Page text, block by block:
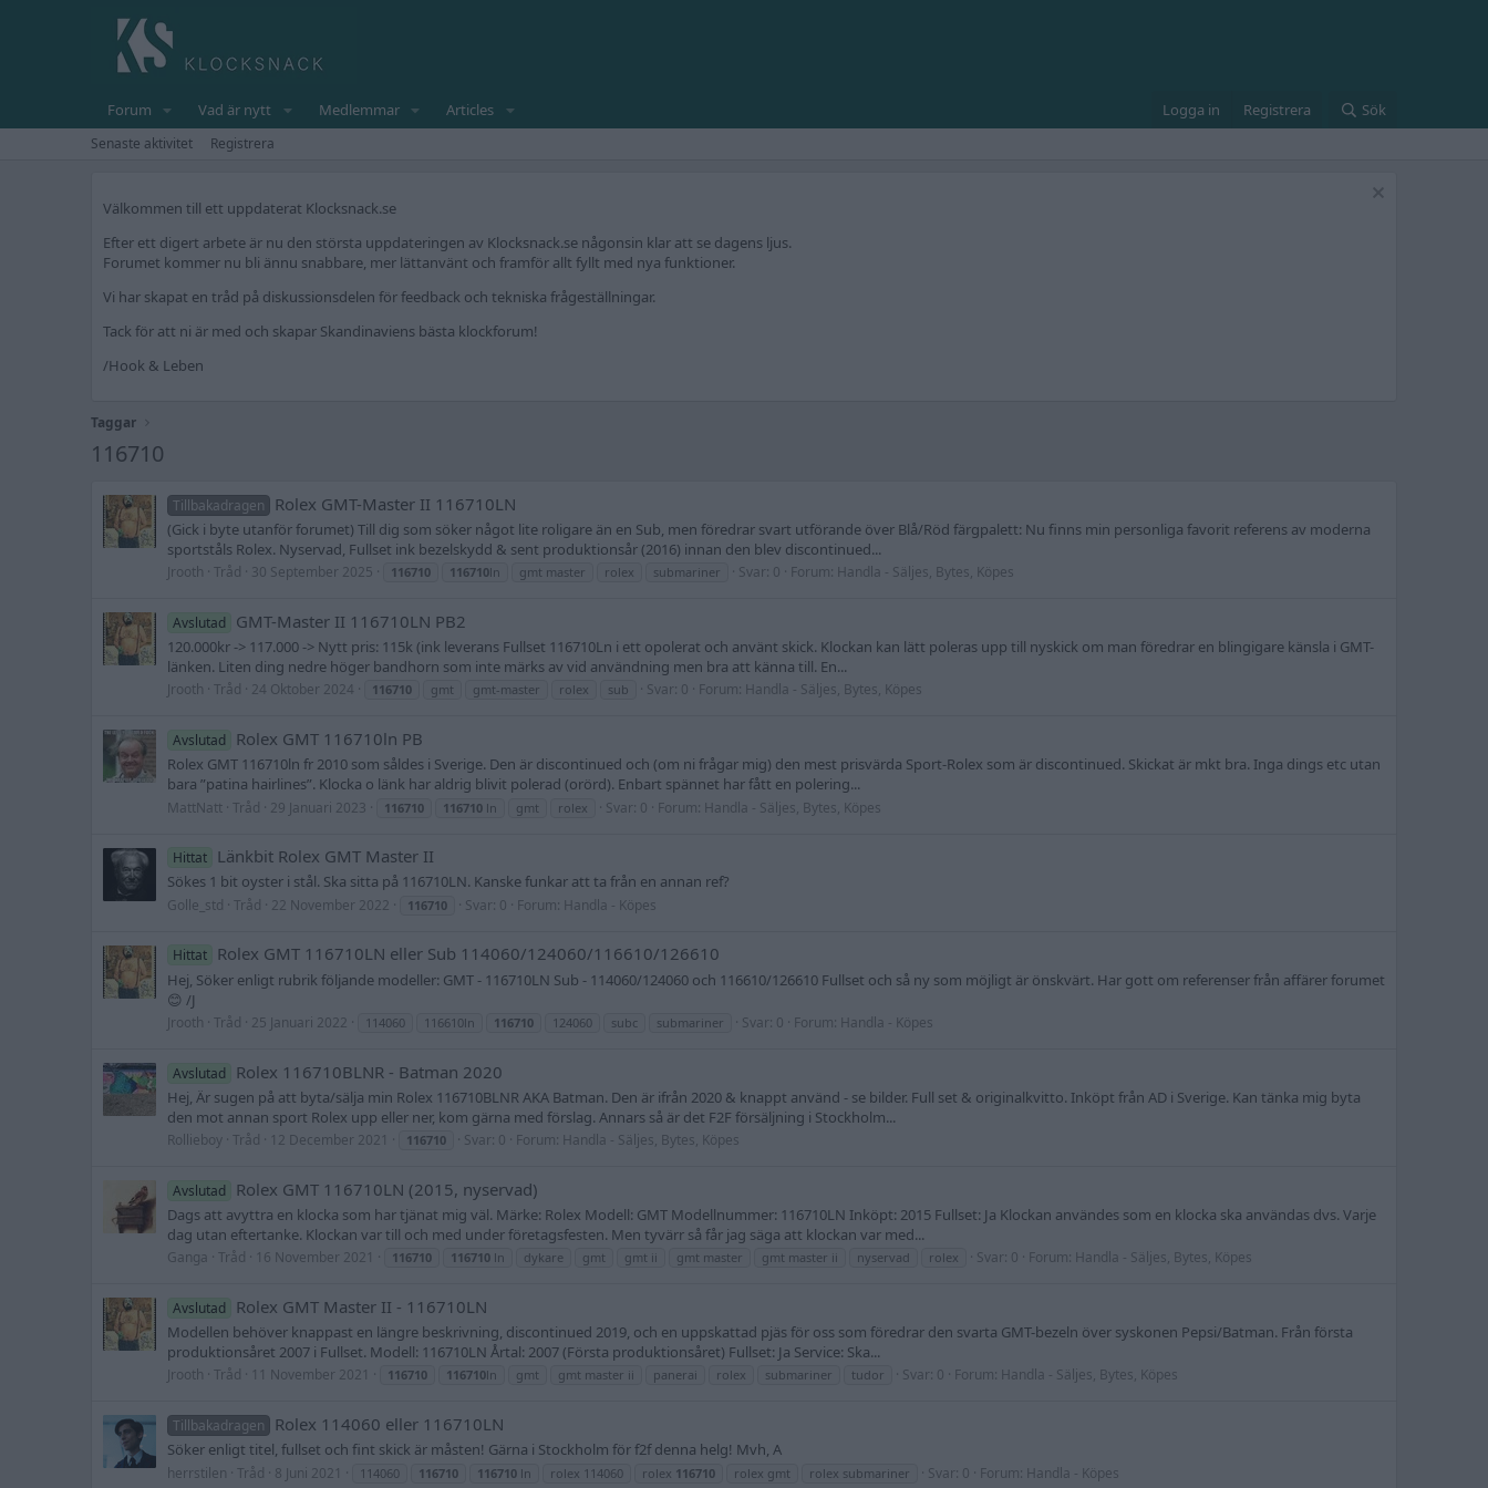
Forum Vad är nytt Medlemmar Articles Logga in Registrera Sök
Senaste aktivitet Registrera
Välkommen till ett uppdaterat Klocksnack.se
Efter ett digert arbete är nu den största uppdateringen av Klocksnack.se någonsin klar att se dagens ljus.
Forumet kommer nu bli ännu snabbare, mer lättanvänt och framför allt fyllt med nya funktioner.
Vi har skapat en tråd på diskussionsdelen för feedback och tekniska frågeställningar.
Tack för att ni är med och skapar Skandinaviens bästa klockforum!
/Hook & Leben
Taggar
116710
Tillbakadragen Rolex GMT-Master II 116710LN
(Gick i byte utanför forumet) Till dig som söker något lite roligare än en Sub, men föredrar svart utförande över Blå/Röd färgpalett: Nu finns min personliga favorit referens av moderna
sportståls Rolex. Nyservad, Fullset ink bezelskydd & sent produktionsår (2016) innan den blev discontinued...
Jrooth Tråd 30 September 2025 116710 116710ln gmt master rolex submariner Svar: 0 Forum: Handla - Säljes, Bytes, Köpes
Avslutad GMT-Master II 116710LN PB2
120.000kr -> 117.000 -> Nytt pris: 115k (ink leverans Fullset 116710Ln i ett opolerat och använt skick. Klockan kan lätt poleras upp till nyskick om man föredrar en blingigare känsla i GMT-
länken. Liten ding nedre höger bandhorn som inte märks av vid användning men bra att känna till. En...
Jrooth Tråd 24 Oktober 2024 116710 gmt gmt-master rolex sub Svar: 0 Forum: Handla - Säljes, Bytes, Köpes
Avslutad Rolex GMT 116710ln PB
Rolex GMT 116710ln fr 2010 som såldes i Sverige. Den är discontinued och (om ni frågar mig) den mest prisvärda Sport-Rolex som är discontinued. Skickat är mkt bra. Inga dings etc utan
bara ”patina hairlines”. Klocka o länk har aldrig blivit polerad (orörd). Enbart spännet har fått en polering...
MattNatt Tråd 29 Januari 2023 116710 116710 ln gmt rolex Svar: 0 Forum: Handla - Säljes, Bytes, Köpes
Hittat Länkbit Rolex GMT Master II
Sökes 1 bit oyster i stål. Ska sitta på 116710LN. Kanske funkar att ta från en annan ref?
Golle_std Tråd 22 November 2022 116710 Svar: 0 Forum: Handla - Köpes
Hittat Rolex GMT 116710LN eller Sub 114060/124060/116610/126610
Hej, Söker enligt rubrik följande modeller: GMT - 116710LN Sub - 114060/124060 och 116610/126610 Fullset och så ny som möjligt är önskvärt. Har gott om referenser från affärer forumet
😊 /J
Jrooth Tråd 25 Januari 2022 114060 116610ln 116710 124060 subc submariner Svar: 0 Forum: Handla - Köpes
Avslutad Rolex 116710BLNR - Batman 2020
Hej, Är sugen på att byta/sälja min Rolex 116710BLNR AKA Batman. Den är ifrån 2020 & knappt använd - se bilder. Full set & originalkvitto. Inköpt från AD i Sverige. Kan tänka mig byta
den mot annan sport Rolex upp eller ner, kom gärna med förslag. Annars så är det F2F försäljning i Stockholm...
Rollieboy Tråd 12 December 2021 116710 Svar: 0 Forum: Handla - Säljes, Bytes, Köpes
Avslutad Rolex GMT 116710LN (2015, nyservad)
Dags att avyttra en klocka som har tjänat mig väl. Märke: Rolex Modell: GMT Modellnummer: 116710LN Inköpt: 2015 Fullset: Ja Klockan användes som en klocka ska användas dvs. Varje
dag utan eftertanke. Klockan var till och med under företagsfesten. Men tyvärr så får jag säga att klockan var med...
Ganga Tråd 16 November 2021 116710 116710 ln dykare gmt gmt ii gmt master gmt master ii nyservad rolex Svar: 0 Forum: Handla - Säljes, Bytes, Köpes
Avslutad Rolex GMT Master II - 116710LN
Modellen behöver knappast en längre beskrivning, discontinued 2019, och en uppskattad pjäs för oss som föredrar den svarta GMT-bezeln över syskonen Pepsi/Batman. Från första
produktionsåret 2007 i Fullset. Modell: 116710LN Årtal: 2007 (Första produktionsåret) Fullset: Ja Service: Ska...
Jrooth Tråd 11 November 2021 116710 116710ln gmt gmt master ii panerai rolex submariner tudor Svar: 0 Forum: Handla - Säljes, Bytes, Köpes
Tillbakadragen Rolex 114060 eller 116710LN
Söker enligt titel, fullset och fint skick är måsten! Gärna i Stockholm för f2f denna helg! Mvh, A
herrstilen Tråd 8 Juni 2021 114060 116710 116710 ln rolex 114060 rolex 116710 rolex gmt rolex submariner Svar: 0 Forum: Handla - Köpes